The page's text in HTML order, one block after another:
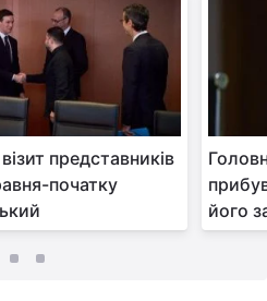
представників
початку
його